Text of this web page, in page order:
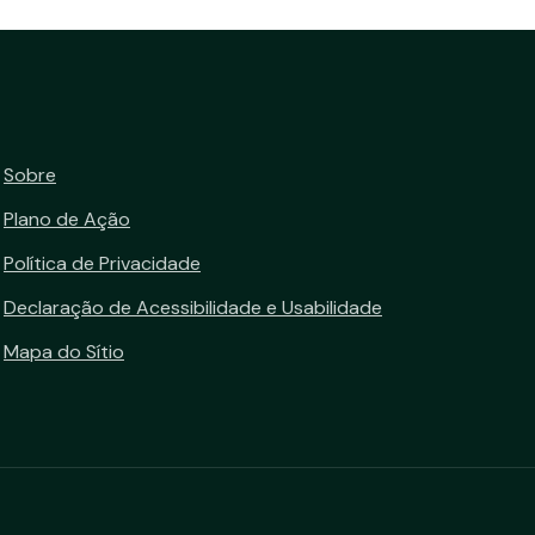
Sobre
Plano de Ação
Política de Privacidade
Declaração de Acessibilidade e Usabilidade
Mapa do Sítio